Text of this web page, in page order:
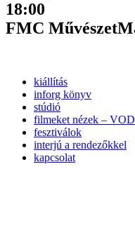
18:00
FMC
kiállítás
inforg könyv
stúdió
filmeket nézek – VOD
fesztiválok
interjú a rendezőkkel
kapcsolat